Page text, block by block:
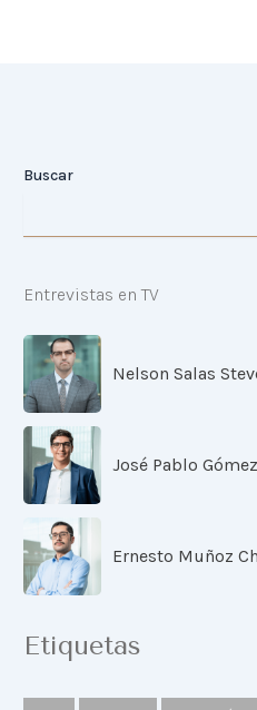
Buscar
Entrevistas en TV
Nelson Salas
José Pablo Gómez
Ernesto Muñoz
Etiquetas